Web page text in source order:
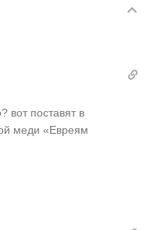
вот поставят в
меди «Евреям